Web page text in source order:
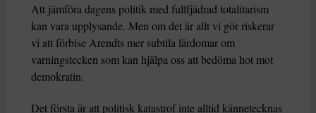
Att jämföra dagens politik med fullfjädrad totalitarism
kan vara upplysande. Men om det är allt vi gör riskerar
vi att förbise Arendts mer subtila lärdomar om
varningstecken som kan hjälpa oss att bedöma hot mot
demokratin.
Det första är att politisk katastrof inte alltid kännetecknas